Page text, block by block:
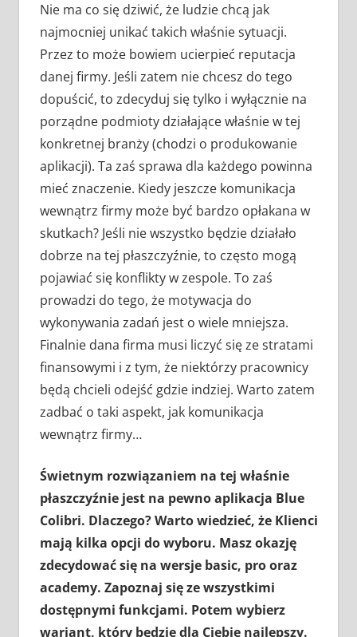
Nie ma co się dziwić, że ludzie chcą jak
najmocniej unikać takich właśnie sytuacji.
Przez to może bowiem ucierpieć reputacja
danej firmy. Jeśli zatem nie chcesz do tego
dopuścić, to zdecyduj się tylko i wyłącznie na
porządne podmioty działające właśnie w tej
konkretnej branży (chodzi o produkowanie
aplikacji). Ta zaś sprawa dla każdego powinna
mieć znaczenie. Kiedy jeszcze komunikacja
wewnątrz firmy może być bardzo opłakana w
skutkach? Jeśli nie wszystko będzie działało
dobrze na tej płaszczyźnie, to często mogą
pojawiać się konflikty w zespole. To zaś
prowadzi do tego, że motywacja do
wykonywania zadań jest o wiele mniejsza.
Finalnie dana firma musi liczyć się ze stratami
finansowymi i z tym, że niektórzy pracownicy
będą chcieli odejść gdzie indziej. Warto zatem
zadbać o taki aspekt, jak komunikacja
wewnątrz firmy…
Świetnym rozwiązaniem na tej właśnie
płaszczyźnie jest na pewno aplikacja Blue
Colibri. Dlaczego? Warto wiedzieć, że Klienci
mają kilka opcji do wyboru. Masz okazję
zdecydować się na wersje basic, pro oraz
academy. Zapoznaj się ze wszystkimi
dostępnymi funkcjami. Potem wybierz
wariant, który będzie dla Ciebie najlepszy.